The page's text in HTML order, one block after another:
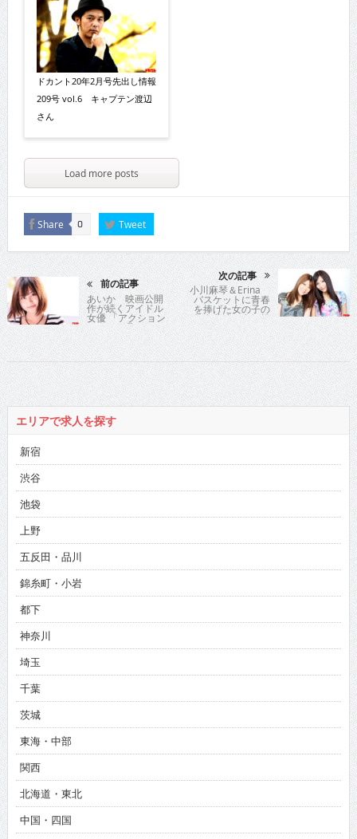
ドカント20年2月号先出し情報
209号 vol.6 キャプテン渡辺
さん
Load more posts
Share 0 Tweet
前の記事
あいか 映画公開
作が続くアイドル
女優 「アクション
シーンが見どころ
です!!」
次の記事
小川麻琴＆Erina
バスケットに青春
を捧げた女の子の
舞台共演で意気投
合！仲良し対談が
エリアで求人を探す
新宿
渋谷
池袋
上野
五反田・品川
錦糸町・小岩
都下
神奈川
埼玉
千葉
茨城
東海・中部
関西
北海道・東北
中国・四国